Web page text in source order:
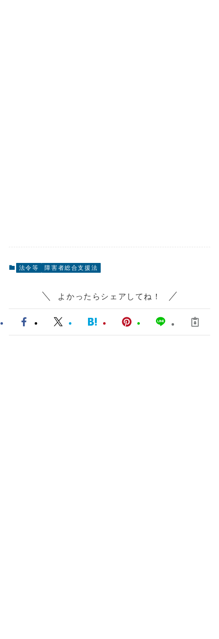
法令等 障害者総合支援法
よかったらシェアしてね！